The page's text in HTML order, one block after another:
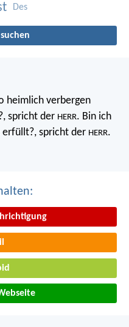
Des
heimlich verbergen
spricht der HERR. Bin ich
erfüllt?, spricht der HERR.